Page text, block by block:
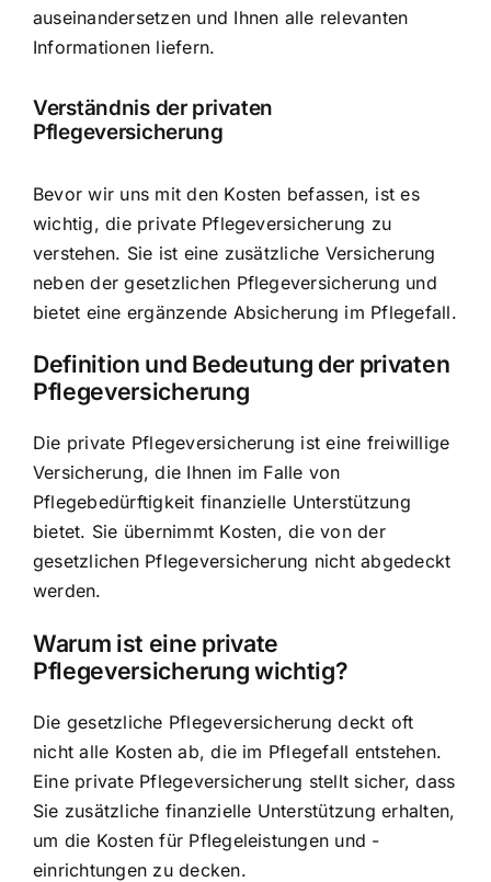
auseinandersetzen und Ihnen alle relevanten
Informationen liefern.
Verständnis der privaten
Pflegeversicherung
Bevor wir uns mit den Kosten befassen, ist es
wichtig, die private Pflegeversicherung zu
verstehen. Sie ist eine zusätzliche Versicherung
neben der gesetzlichen Pflegeversicherung und
bietet eine ergänzende Absicherung im Pflegefall.
Definition und Bedeutung der privaten
Pflegeversicherung
Die private Pflegeversicherung ist eine freiwillige
Versicherung, die Ihnen im Falle von
Pflegebedürftigkeit finanzielle Unterstützung
bietet. Sie übernimmt Kosten, die von der
gesetzlichen Pflegeversicherung nicht abgedeckt
werden.
Warum ist eine private
Pflegeversicherung wichtig?
Die gesetzliche Pflegeversicherung deckt oft
nicht alle Kosten ab, die im Pflegefall entstehen.
Eine private Pflegeversicherung stellt sicher, dass
Sie zusätzliche finanzielle Unterstützung erhalten,
um die Kosten für Pflegeleistungen und -
einrichtungen zu decken.